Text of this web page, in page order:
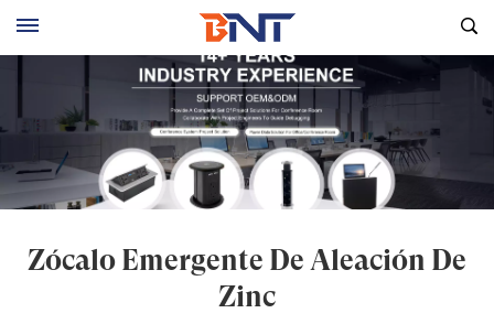
Zócalo Emergente De Aleación De
Zinc